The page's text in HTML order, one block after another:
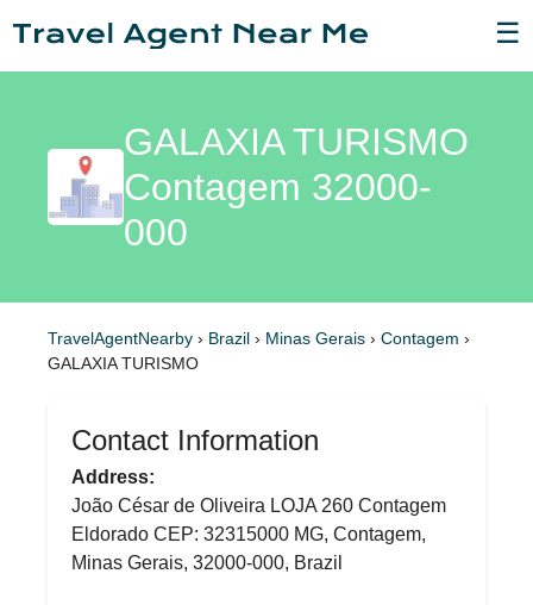
☰
GALAXIA TURISMO
Contagem 32000-
000
TravelAgentNearby › Brazil › Minas Gerais › Contagem ›
GALAXIA TURISMO
Contact Information
Address:
João César de Oliveira LOJA 260 Contagem
Eldorado CEP: 32315000 MG, Contagem,
Minas Gerais, 32000-000, Brazil